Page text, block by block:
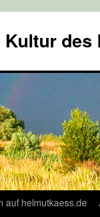
des
auf helmutkaess.de